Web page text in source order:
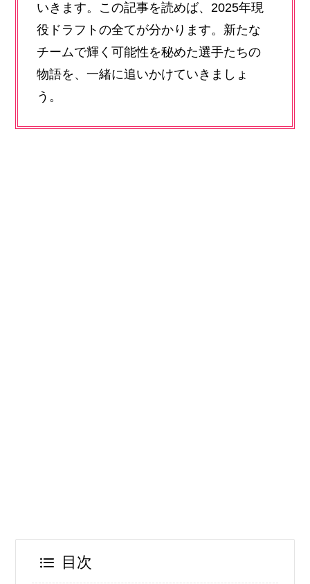
いきます。この記事を読めば、2025年現
役ドラフトの全てが分かります。新たな
チームで輝く可能性を秘めた選手たちの
物語を、一緒に追いかけていきましょ
う。
目次